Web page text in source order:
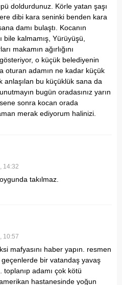
doldurdunuz. Körle yatan şaşı
dibi kara seninki benden kara
damı bulaştı. Kocanın
bile kalmamış, Yürüyüşü,
makamın ağırlığını
gösteriyor, o küçük belediyenin
oturan adamın ne kadar küçük
anlaşılan bu küçüklük sana da
bugün oradasınız yarın
sonra kocan orada
merak ediyorum halinizi.
14:32
takılmaz.
10:57
mafyasını haber yapın. resmen
bir vatandaş yavaş
toplanıp adamı çok kötü
hastanesinde yoğun